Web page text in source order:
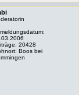
20428
Boos bei